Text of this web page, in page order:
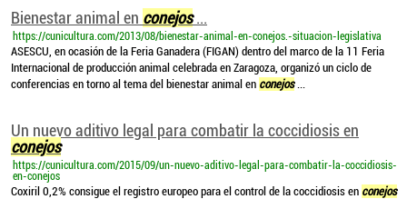
Bienestar animal en conejos...
https://cunicultura.com/2013/08/bienestar-animal-en-conejos.-situacion-legislativa
ASESCU, en ocasión de la Feria Ganadera (FIGAN) dentro del marco de la 11 Feria
Internacional de producción animal celebrada en Zaragoza, organizó un ciclo de
conferencias en torno al tema del bienestar animal en conejos...
Un nuevo aditivo legal para combatir la coccidiosis en
conejos
https://cunicultura.com/2015/09/un-nuevo-aditivo-legal-para-combatir-la-coccidiosis-
en-conejos
Coxiril 0,2% consigue el registro europeo para el control de la coccidiosis en conejos